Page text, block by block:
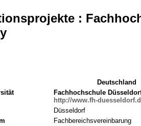
:
Deutschland
Fachhochschule
http://www.fh-
Düsseldorf
Fachbereichsvereinbarung